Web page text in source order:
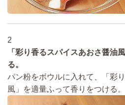
2
「彩り香るスパイスあおさ醤油
る。
パン粉をボウルに入れて、「彩
風」を適量ふって香りをつける。